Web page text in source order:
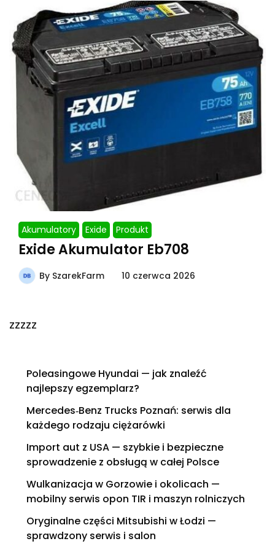
Akumulatory Exide Produkt
Exide Akumulator Eb708
By SzarekFarm 10 czerwca 2026
zzzzz
Poleasingowe Hyundai — jak znaleźć
najlepszy egzemplarz?
Mercedes‑Benz Trucks Poznań: serwis dla
każdego rodzaju ciężarówki
Import aut z USA — szybkie i bezpieczne
sprowadzenie z obsługą w całej Polsce
Wulkanizacja w Gorzowie i okolicach —
mobilny serwis opon TIR i maszyn rolniczych
Oryginalne części Mitsubishi w Łodzi —
sprawdzony serwis i salon